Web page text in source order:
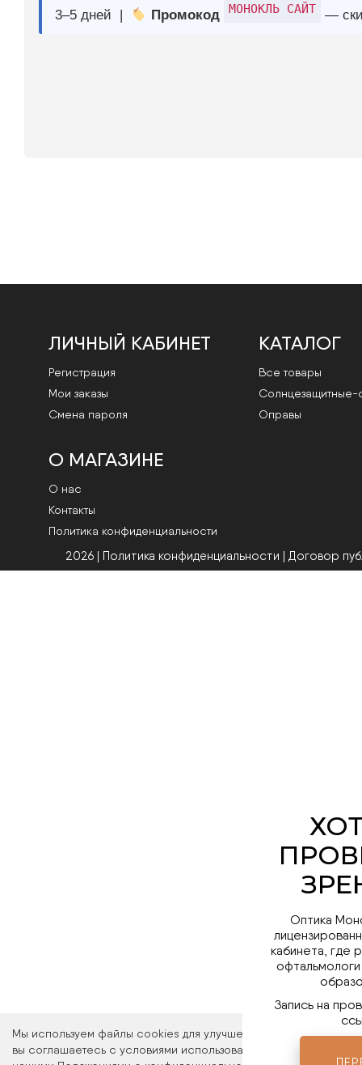
Мы используем файлы cookies для улучшения работы сайта.
вы соглашаетесь с условиями использования файлов cookies.
ЛИЧНЫЙ КАБИНЕТ
Регистрация
Мои заказы
Смена пароля
КАТАЛОГ
Все товары
Cолнцезащитные-
Оправы
О МАГАЗИНЕ
О нас
Контакты
Политика конфиденциальности
2026 | Политика конфиденциальности | Договор
Оптика
кабинета, где
Запись на